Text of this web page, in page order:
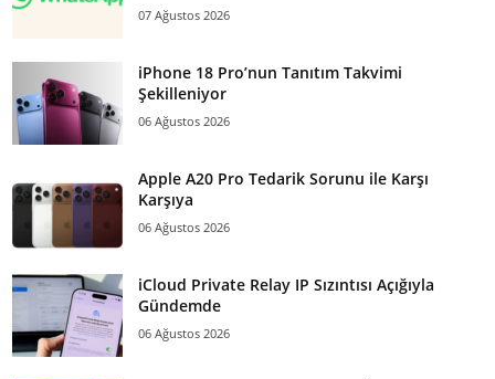
07 Ağustos 2026
iPhone 18 Pro’nun Tanıtım Takvimi
Şekilleniyor
06 Ağustos 2026
Apple A20 Pro Tedarik Sorunu ile Karşı
Karşıya
06 Ağustos 2026
iCloud Private Relay IP Sızıntısı Açığıyla
Gündemde
06 Ağustos 2026